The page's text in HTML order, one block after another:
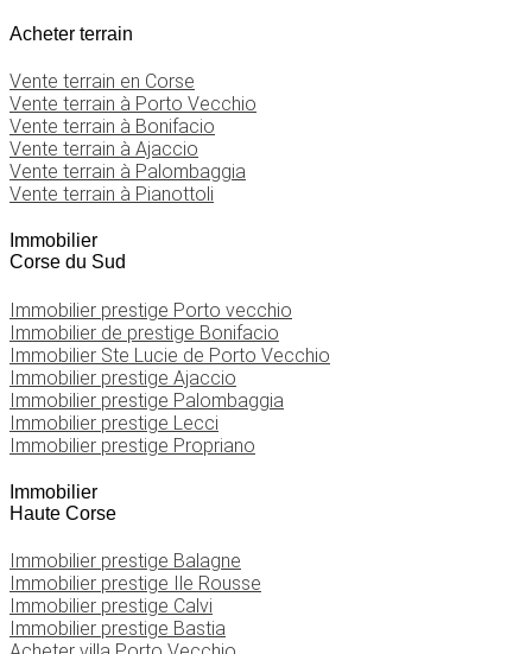
Acheter terrain
Vente terrain en Corse
Vente terrain à Porto Vecchio
Vente terrain à Bonifacio
Vente terrain à Ajaccio
Vente terrain à Palombaggia
Vente terrain à Pianottoli
Immobilier
Corse du Sud
Immobilier prestige Porto vecchio
Immobilier de prestige Bonifacio
Immobilier Ste Lucie de Porto Vecchio
Immobilier prestige Ajaccio
Immobilier prestige Palombaggia
Immobilier prestige Lecci
Immobilier prestige Propriano
Immobilier
Haute Corse
Immobilier prestige Balagne
Immobilier prestige Ile Rousse
Immobilier prestige Calvi
Immobilier prestige Bastia